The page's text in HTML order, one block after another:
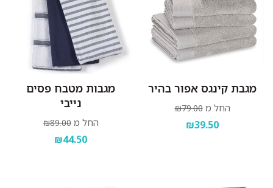
מגבת קינגס אפור בהיר
החל מ ₪79.00
₪39.50
מגבות מטבח פסים
נייבי
החל מ ₪89.00
₪44.50